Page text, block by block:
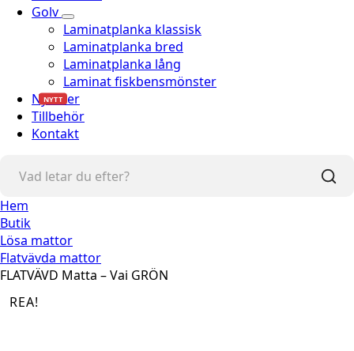
Golv
Laminatplanka klassisk
Laminatplanka bred
Laminatplanka lång
Laminat fiskbensmönster
Nyheter
NYTT
Tillbehör
Kontakt
Hem
Butik
Lösa mattor
Flatvävda mattor
FLATVÄVD Matta – Vai GRÖN
REA!